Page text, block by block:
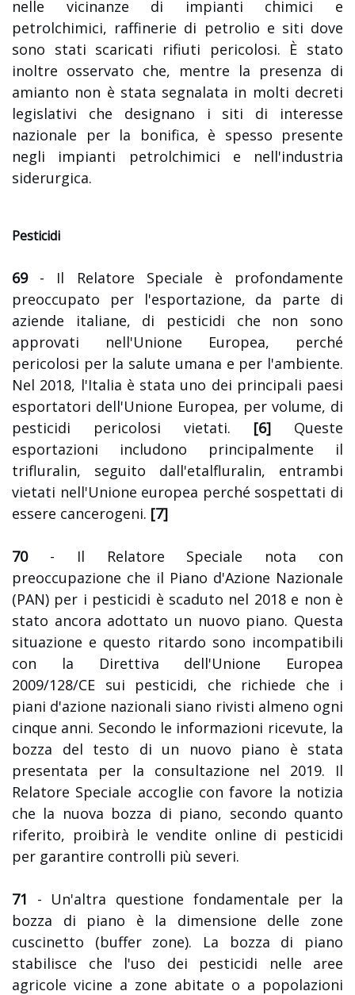
nelle vicinanze di impianti chimici e
petrolchimici, raffinerie di petrolio e siti dove
sono stati scaricati rifiuti pericolosi. È stato
inoltre osservato che, mentre la presenza di
amianto non è stata segnalata in molti decreti
legislativi che designano i siti di interesse
nazionale per la bonifica, è spesso presente
negli impianti petrolchimici e nell'industria
siderurgica.
Pesticidi
69- Il Relatore Speciale è profondamente
preoccupato per l'esportazione, da parte di
aziende italiane, di pesticidi che non sono
approvati nell'Unione Europea, perché
pericolosi per la salute umana e per l'ambiente.
Nel 2018, l'Italia è stata uno dei principali paesi
esportatori dell'Unione Europea, per volume, di
pesticidi pericolosi vietati. [6] Queste
esportazioni includono principalmente il
trifluralin, seguito dall'etalfluralin, entrambi
vietati nell'Unione europea perché sospettati di
essere cancerogeni. [7]
70- Il Relatore Speciale nota con
preoccupazione che il Piano d'Azione Nazionale
(PAN) per i pesticidi è scaduto nel 2018 e non è
stato ancora adottato un nuovo piano. Questa
situazione e questo ritardo sono incompatibili
con la Direttiva dell'Unione Europea
2009/128/CE sui pesticidi, che richiede che i
piani d'azione nazionali siano rivisti almeno ogni
cinque anni. Secondo le informazioni ricevute, la
bozza del testo di un nuovo piano è stata
presentata per la consultazione nel 2019. Il
Relatore Speciale accoglie con favore la notizia
che la nuova bozza di piano, secondo quanto
riferito, proibirà le vendite online di pesticidi
per garantire controlli più severi.
71 - Un'altra questione fondamentale per la
bozza di piano è la dimensione delle zone
cuscinetto (buffer zone). La bozza di piano
stabilisce che l'uso dei pesticidi nelle aree
agricole vicine a zone abitate o a popolazioni